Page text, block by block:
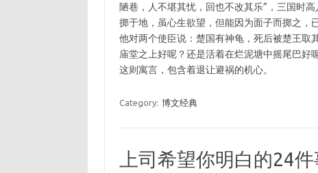
陋巷，人不堪其忧，回也不改其乐”，三国时
掷于地，虽心生欲望，但能因为面子而掷之，
他对两个使臣说：楚国有神龟，死后被楚王取
庙堂之上好呢？还是活着在烂泥塘中摇尾巴好
这则寓言，包含着退让避祸的机心。
Category: 博文经典
上司希望你明白的24